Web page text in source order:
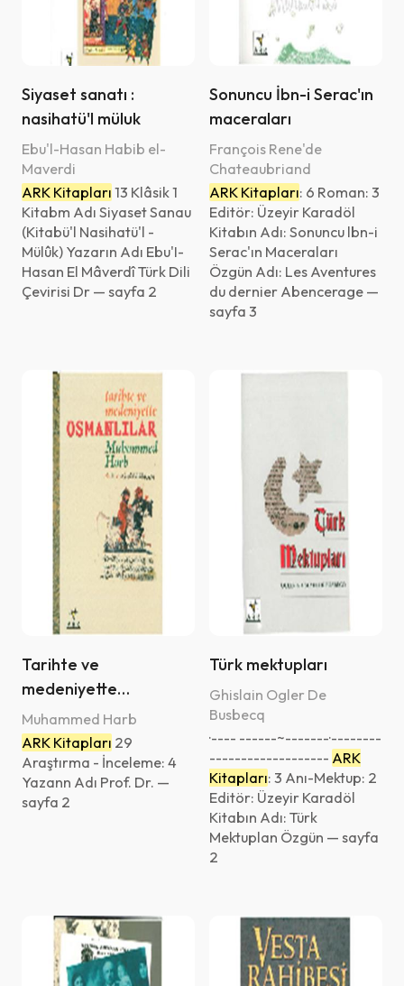
Defne Bayrak
Ebu'l-Hasan Habib el-Maverdi
Fatih Alakuş
François Murat Erguinoz
Françoise Dolto
Ghislain Ogler De Busbecq
Gilles Veinstein
Habbab Çetin Akdeniz
Halil Kurbetoğlu
Jean Jacques Robert
Lady Montagu
Lazar İştvan
Lev Nikolayeviç Tolstoy
Michel de Grece
Montesquieu
Muhammed Harb
Osman Kaya
Pierre Loti
Talip Gül
Wolfgang Johann von Goethe
Yahya Konuk
Yvonne Ridley
Zehira Houfani-Berfas
Yayın Dili
Basım yılı
-
Filtreyi kaydet
Siyaset sanatı :
nasihatü'l müluk
Ebu'l-Hasan Habib el-
Maverdi
ARK Kitapları 13 Klâsik 1
Kitabm Adı Siyaset Sanau
(Kitabü'l Nasihatü'l -
Mülûk) Yazarın Adı Ebu'I-
Hasan El Mâverdî Türk Dili
Çevirisi Dr — sayfa 2
Sonuncu İbn-i Serac'ın
maceraları
François Rene'de
Chateaubriand
ARK Kitapları: 6 Roman: 3
Editör: Üzeyir Karadöl
Kitabın Adı: Sonuncu lbn-i
Serac'ın Maceraları
Özgün Adı: Les Aventures
du dernier Abencerage —
sayfa 3
Tarihte ve
medeniyette
Osmanlılar
Muhammed Harb
ARK Kitapları 29
Araştırma - İnceleme: 4
Yazann Adı Prof. Dr. —
sayfa 2
Türk mektupları
Ghislain Ogler De
Busbecq
·---- ------~-------·--------
------------------- ARK
Kitapları: 3 Anı-Mektup: 2
Editör: Üzeyir Karadöl
Kitabın Adı: Türk
Mektuplan Özgün — sayfa
2